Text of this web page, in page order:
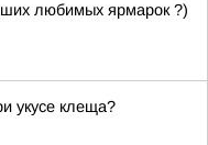
любимых ярмарок ?)
укусе клеща?